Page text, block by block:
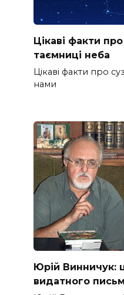
Цікаві факти про
таємниці неба
Цікаві факти про
нами
Юрій Винничук:
видатного